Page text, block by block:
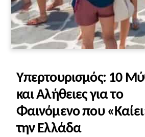
Υπερτουρισμός: 10
και Αλήθειες για το
Φαινόμενο που
την Ελλάδα